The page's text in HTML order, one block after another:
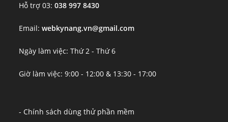
Hỗ trợ 03:038 997 8430
Email:webkynang.vn@gmail.com
Ngày làm việc: Thứ 2 - Thứ 6
Giờ làm việc: 9:00 - 12:00 & 13:30 - 17:00
- Chính sách dùng thử phần mềm